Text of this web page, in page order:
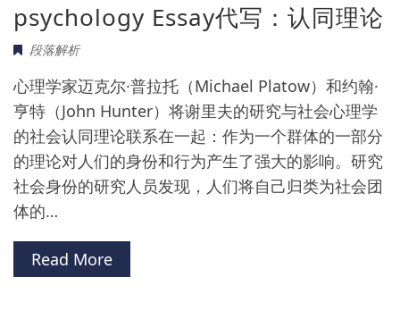
psychology Essay代写：认同理论
段落解析
心理学家迈克尔·普拉托（Michael Platow）和约翰·
亨特（John Hunter）将谢里夫的研究与社会心理学
的社会认同理论联系在一起：作为一个群体的一部分
的理论对人们的身份和行为产生了强大的影响。研究
社会身份的研究人员发现，人们将自己归类为社会团
体的…
Read More